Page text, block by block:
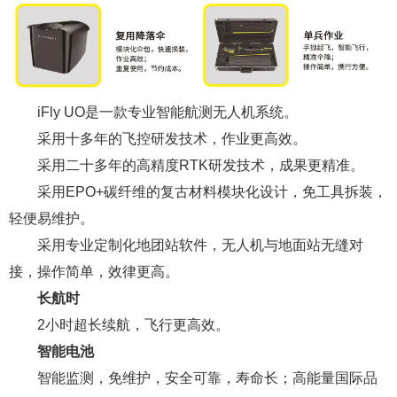
iFly UO是一款专业智能航测无人机系统。
采用十多年的飞控研发技术，作业更高效。
采用二十多年的高精度RTK研发技术，成果更精准。
采用EPO+碳纤维的复古材料模块化设计，免工具拆装，
轻便易维护。
采用专业定制化地团站软件，无人机与地面站无缝对
接，操作简单，效律更高。
长航时
2小时超长续航，飞行更高效。
智能电池
智能监测，免维护，安全可靠，寿命长；高能量国际品